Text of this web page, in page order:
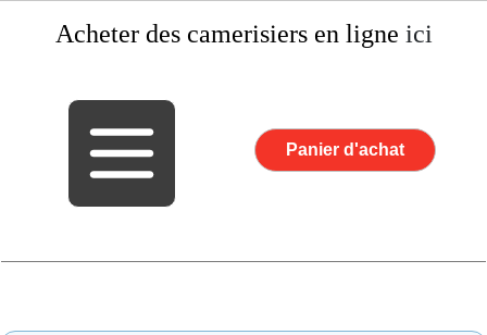
Acheter des camerisiers en ligne ici
Panier d'achat